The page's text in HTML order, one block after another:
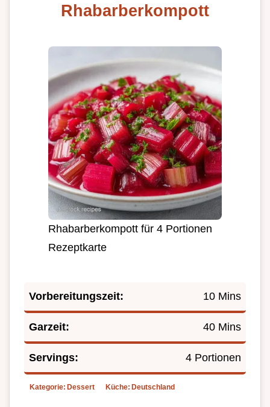
Rhabarberkompott
Rhabarberkompott für 4 Portionen
Rezeptkarte
Vorbereitungszeit: 10 Mins
Garzeit: 40 Mins
Servings: 4 Portionen
Kategorie: Dessert Küche: Deutschland